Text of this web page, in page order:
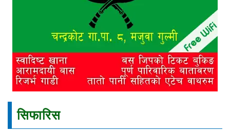
सिफारिस